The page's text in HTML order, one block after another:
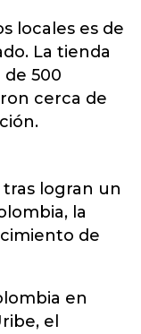
locales es de
La tienda
500
cerca de
logran un
la
de
en
el